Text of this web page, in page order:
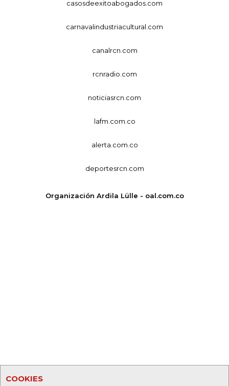
COOKIES
casosdeexitoabogados.com
carnavalindustriacultural.com
canalrcn.com
rcnradio.com
noticiasrcn.com
lafm.com.co
alerta.com.co
deportesrcn.com
Organización Ardila Lülle - oal.com.co